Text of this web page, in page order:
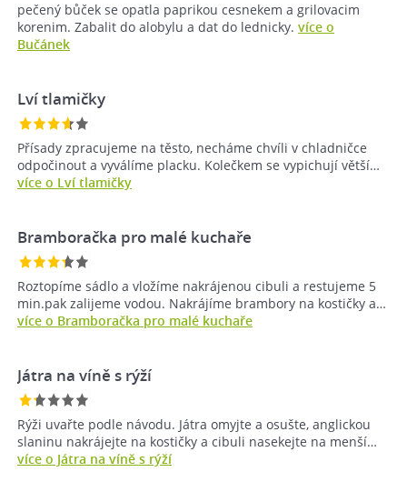
pečený bůček se opatla paprikou cesnekem a grilovacim
korenim. Zabalit do alobylu a dat do lednicky. více o
Bučánek
Lví tlamičky
Přísady zpracujeme na těsto, necháme chvíli v chladničce
odpočinout a vyválíme placku. Kolečkem se vypichují větší…
více o Lví tlamičky
Bramboračka pro malé kuchaře
Roztopíme sádlo a vložíme nakrájenou cibuli a restujeme 5
min.pak zalijeme vodou. Nakrájíme brambory na kostičky a…
více o Bramboračka pro malé kuchaře
Játra na víně s rýží
Rýži uvařte podle návodu. Játra omyjte a osušte, anglickou
slaninu nakrájejte na kostičky a cibuli nasekejte na menší…
více o Játra na víně s rýží